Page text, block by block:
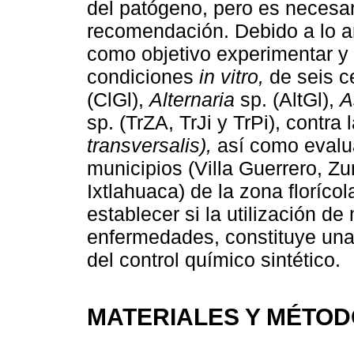
del patógeno, pero es
recomendación. Debido a lo
como objetivo experimentar
condiciones in vitro, de seis
(ClGl),Alternaria sp. (AltGl),
sp. (TrZA, TrJi y TrPi),
transversalis), así como
municipios (Villa Guerrero,
Ixtlahuaca) de la zona
establecer si la utilización de
enfermedades, constituye
del control químico sintético.
MATERIALES Y